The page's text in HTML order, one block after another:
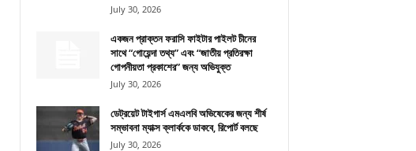
July 30, 2026
একজন প্রাক্তন ফরাসি ফাইটার পাইলট চীনের
সাথে “গোয়েন্দা তথ্য” এবং “জাতীয় প্রতিরক্ষা
গোপনীয়তা প্রকাশের” জন্য অভিযুক্ত
July 30, 2026
ডেট্রয়েট টাইগার্স এমএলবি অভিষেকের জন্য শীর্ষ
সম্ভাবনা ম্যাক্স ক্লার্ককে ডাকবে, রিপোর্ট বলছে
July 30, 2026